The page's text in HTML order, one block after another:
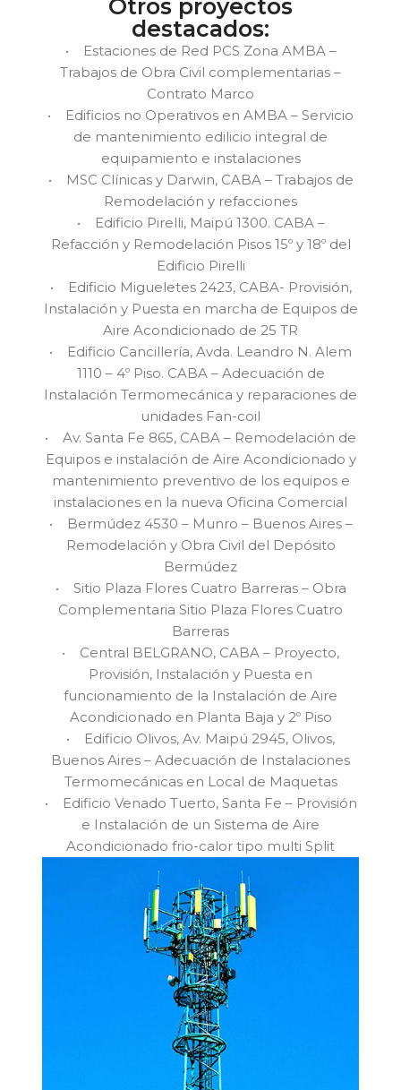
Otros proyectos
destacados:
• Estaciones de Red PCS Zona AMBA –
Trabajos de Obra Civil complementarias –
Contrato Marco
• Edificios no Operativos en AMBA – Servicio
de mantenimiento edilicio integral de
equipamiento e instalaciones
• MSC Clínicas y Darwin, CABA – Trabajos de
Remodelación y refacciones
• Edificio Pirelli, Maipú 1300. CABA –
Refacción y Remodelación Pisos 15º y 18º del
Edificio Pirelli
• Edificio Migueletes 2423, CABA- Provisión,
Instalación y Puesta en marcha de Equipos de
Aire Acondicionado de 25 TR
• Edificio Cancillería, Avda. Leandro N. Alem
1110 – 4º Piso. CABA – Adecuación de
Instalación Termomecánica y reparaciones de
unidades Fan-coil
• Av. Santa Fe 865, CABA – Remodelación de
Equipos e instalación de Aire Acondicionado y
mantenimiento preventivo de los equipos e
instalaciones en la nueva Oficina Comercial
• Bermúdez 4530 – Munro – Buenos Aires –
Remodelación y Obra Civil del Depósito
Bermúdez
• Sitio Plaza Flores Cuatro Barreras – Obra
Complementaria Sitio Plaza Flores Cuatro
Barreras
• Central BELGRANO, CABA – Proyecto,
Provisión, Instalación y Puesta en
funcionamiento de la Instalación de Aire
Acondicionado en Planta Baja y 2º Piso
• Edificio Olivos, Av. Maipú 2945, Olivos,
Buenos Aires – Adecuación de Instalaciones
Termomecánicas en Local de Maquetas
• Edificio Venado Tuerto, Santa Fe – Provisión
e Instalación de un Sistema de Aire
Acondicionado frio-calor tipo multi Split